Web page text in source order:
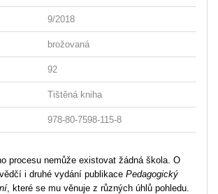
9/2018
brožovaná
92
Tištěná kniha
978-80-7598-115-8
procesu nemůže existovat žádná škola. O
i druhé vydání publikace Pedagogický
, které se mu věnuje z různých úhlů pohledu.